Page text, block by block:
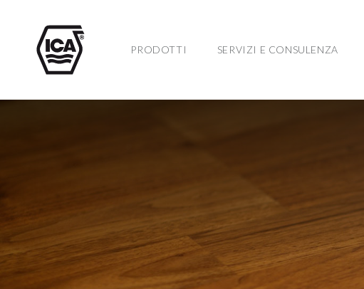
PRODOTTI SERVIZI E CONSULENZA